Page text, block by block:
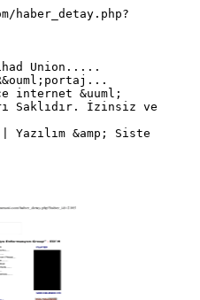
| Yazılım &amp; Siste